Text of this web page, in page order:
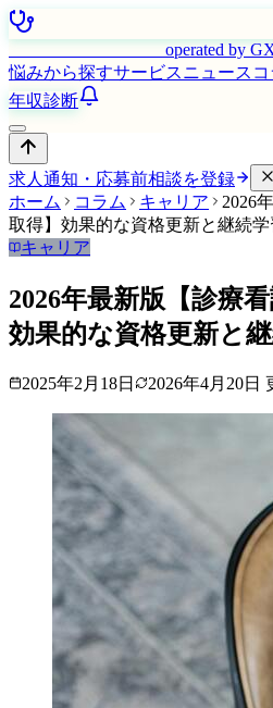
operated by
悩みから探すサービスニュース
年収診断
求人通知・応募前相談を登録
ホーム
コラム キャリア
2026
取得】効果的な資格更新と継続学
キャリア
2026年最新版【診療
効果的な資格更新と
2025年2月18日 2026年4月20日